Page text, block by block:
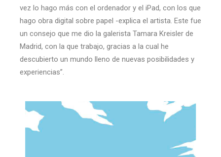
vez lo hago más con el ordenador y el iPad, con los que
hago obra digital sobre papel -explica el artista. Este fue
un consejo que me dio la galerista Tamara Kreisler de
Madrid, con la que trabajo, gracias a la cual he
descubierto un mundo lleno de nuevas posibilidades y
experiencias”.